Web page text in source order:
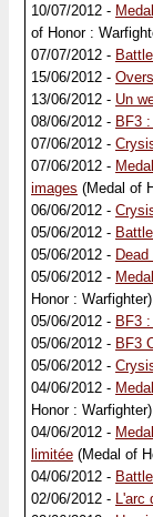
10/07/2012 -
of Honor :
07/07/2012 -
15/06/2012 -
13/06/2012 - Un
08/06/2012 - BF3
07/06/2012 -
07/06/2012 -
images (Medal of
06/06/2012 -
05/06/2012 -
05/06/2012 -
05/06/2012 -
Honor : Warfighter)
05/06/2012 - BF3
05/06/2012 - BF3
05/06/2012 -
04/06/2012 -
Honor : Warfighter)
04/06/2012 -
limitée (Medal of
04/06/2012 -
02/06/2012 - L'arc